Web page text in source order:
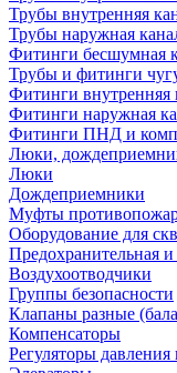
Трубы внутренняя
Трубы наружная
Фитинги бесшумная
Трубы и фитинги
Фитинги внутренняя
Фитинги наружная
Фитинги ПНД и
Люки,
Люки
Дождеприемники
Муфты
Оборудование для
Предохранительная
Воздухоотводчики
Группы безопасности
Клапаны разные
Компенсаторы
Регуляторы